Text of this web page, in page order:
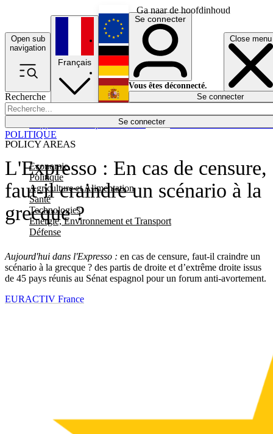
Ga naar de hoofdinhoud
Open sub
navigation
Close menu
Recherche
Se connecter
POLICY AREAS
Economie
Politique
Agriculture et Alimentation
Santé
Technologies
Energie, Environnement et Transport
Défense
Économie
Français
English
Deutsch
Español
Se connecter
Vous êtes déconnecté.
Se connecter
L'Expresso : En cas de censure,
faut-il craindre un scénario à la
grecque ?
Aujourd'hui dans l'Expresso : en cas de censure, faut-il craindre un
scénario à la grecque ? des partis de droite et d’extrême droite issus
de 45 pays réunis au Sénat espagnol pour un forum anti-avortement.
POLITIQUE
EURACTIV France